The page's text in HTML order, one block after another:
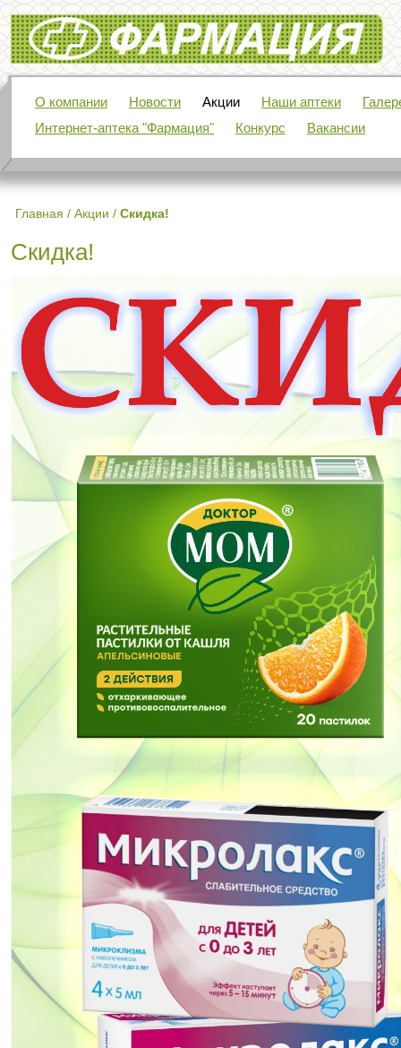
Фармация
О компании Новости Акции Наши аптеки
Интернет-аптека "Фармация"
Конкурс Вакансии
Главная / Акции / Скидка!
Скидка!